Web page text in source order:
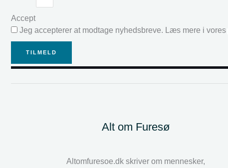
Accept
Jeg accepterer at modtage nyhedsbreve. Læs mere i vores
TILMELD
Alt om Furesø
Altomfuresoe.dk skriver om mennesker,